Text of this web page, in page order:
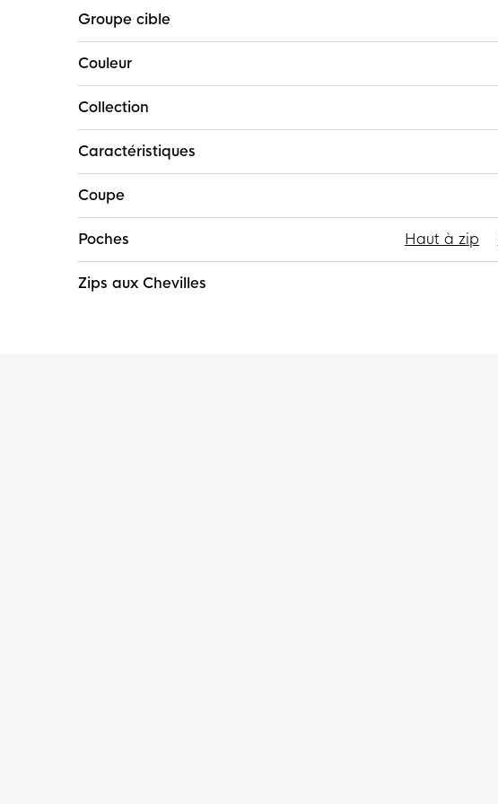
Groupe cible
Couleur
Collection
Caractéristiques
Coupe
Poches Haut à zip
Zips aux Chevilles